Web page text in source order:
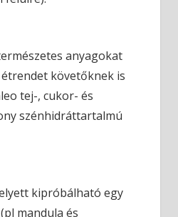
anyagokat
követőknek is
tej-, cukor- és
szénhidráttartalmú
kipróbálható egy
mandula és